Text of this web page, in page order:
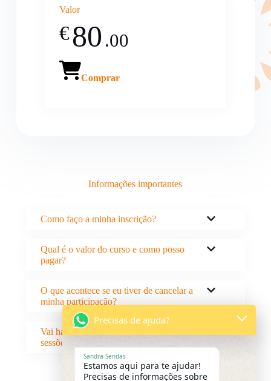
Valor
€80 .00
Comprar
Informações importantes
Como faço a minha inscrição?
Qual é o valor do curso e como posso
pagar?
O que acontece se eu tiver de cancelar a
minha participação?
Vai haver captação de imagem durante as
sessões?
Precisas de ajuda?
Sandra Sendas
Estamos aqui para te ajudar!
Precisas de informações sobre